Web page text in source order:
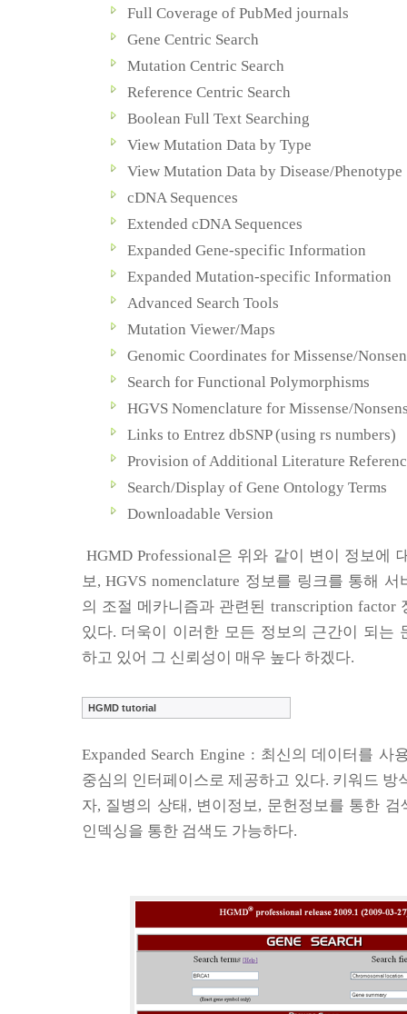
Full Coverage of PubMed journals
Gene Centric Search
Mutation Centric Search
Reference Centric Search
Boolean Full Text Searching
View Mutation Data by Type
View Mutation Data by Disease/Phenotype
cDNA Sequences
Extended cDNA Sequences
Expanded Gene-specific Information
Expanded Mutation-specific Information
Advanced Search Tools
Mutation Viewer/Maps
Genomic Coordinates for Missense/
Search for Functional Polymorphisms
HGVS Nomenclature for Missense/
Links to Entrez dbSNP (using rs numbers)
Provision of Additional Literature
Search/Display of Gene Ontology Terms
Downloadable Version
HGMD Professional은 위와 같이 변이 정보에
보 , HGVS nomenclature 정보를 링크를 통해 서
의 조절 메카니즘과 관련된 transcription factor
있다. 더욱이 이러한 모든 정보의 근간이 되는
하고 있어 그 신뢰성이 매우 높다 하겠다.
HGMD tutorial
Expanded Search Engine : 최신의 데이터를 사
중심의 인터페이스로 제공하고 있다. 키워드 방
자, 질병의 상태 , 변이정보 , 문헌정보를 통한 검
인덱싱을 통한 검색도 가능하다.